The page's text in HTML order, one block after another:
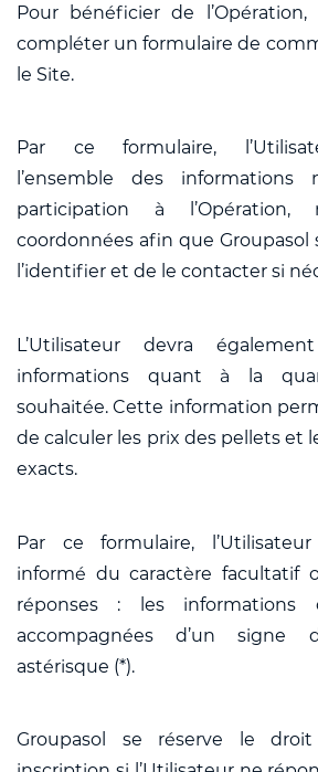
Pour bénéficier de l’Opération,
compléter un formulaire de
le Site.
Par ce formulaire,
l’ensemble des informations
participation à l’Opération,
coordonnées afin que Groupasol
l’identifier et de le contacter si
L’Utilisateur devra
informations quant à la
souhaitée. Cette information
de calculer les prix des pellets et
exacts.
Par ce formulaire,
informé du caractère facultatif
réponses : les informations
accompagnées d’un
astérisque (*).
Groupasol se réserve le